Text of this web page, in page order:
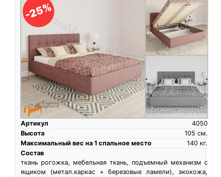
-25%
Артикул
4050
Высота
см.
105
Максимальный вес на 1 спальное место
кг.
140
Состав
ткань рогожка, мебельная ткань, подъемный механизм с
ящиком (метал.каркас + березовые ламели), экокожа,